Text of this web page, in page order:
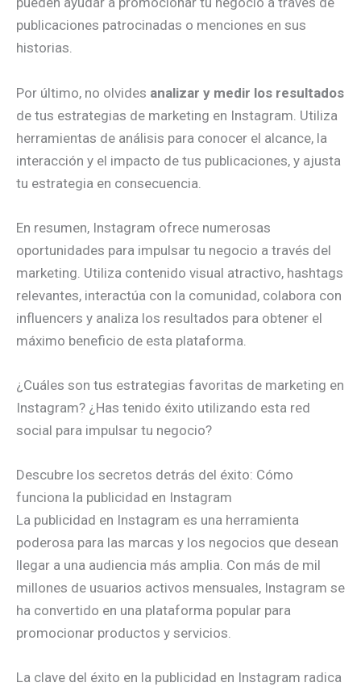
publicaciones patrocinadas o menciones en sus
historias.
Por último, no olvides analizar y medir los resultados
de tus estrategias de marketing en Instagram. Utiliza
herramientas de análisis para conocer el alcance, la
interacción y el impacto de tus publicaciones, y ajusta
tu estrategia en consecuencia.
En resumen, Instagram ofrece numerosas
oportunidades para impulsar tu negocio a través del
marketing. Utiliza contenido visual atractivo, hashtags
relevantes, interactúa con la comunidad, colabora con
influencers y analiza los resultados para obtener el
máximo beneficio de esta plataforma.
¿Cuáles son tus estrategias favoritas de marketing en
Instagram? ¿Has tenido éxito utilizando esta red
social para impulsar tu negocio?
Descubre los secretos detrás del éxito: Cómo
funciona la publicidad en Instagram
La publicidad en Instagram es una herramienta
poderosa para las marcas y los negocios que desean
llegar a una audiencia más amplia. Con más de mil
millones de usuarios activos mensuales, Instagram se
ha convertido en una plataforma popular para
promocionar productos y servicios.
La clave del éxito en la publicidad en Instagram radica